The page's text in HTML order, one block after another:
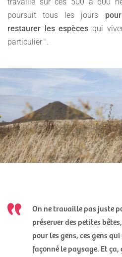
poursuit tous les jours
restaurer les espèces qui
particulier ".
On ne travaille pas juste
préserver des petites
pour les gens, ces gens
façonné le paysage. Et ça,